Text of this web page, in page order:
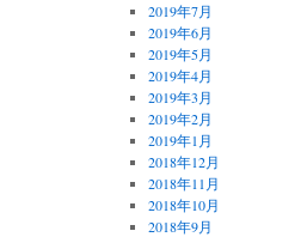
2019年7月
2019年6月
2019年5月
2019年4月
2019年3月
2019年2月
2019年1月
2018年12月
2018年11月
2018年10月
2018年9月